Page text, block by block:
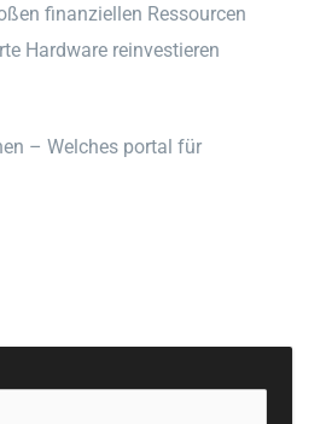
finanziellen Ressourcen
Hardware reinvestieren
– Welches portal für